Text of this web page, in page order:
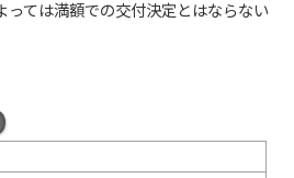
ては満額での交付決定とはならない